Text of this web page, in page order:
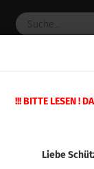
!!! BITTE LESEN !
Liebe
Startseite »